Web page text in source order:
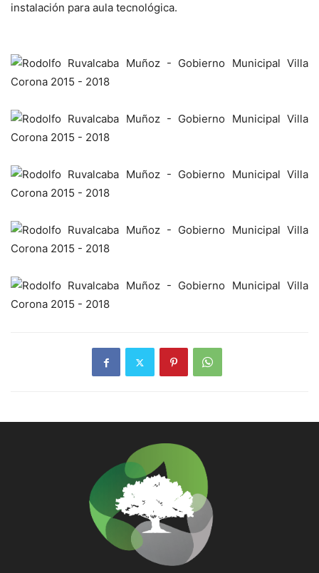
instalación para aula tecnológica.